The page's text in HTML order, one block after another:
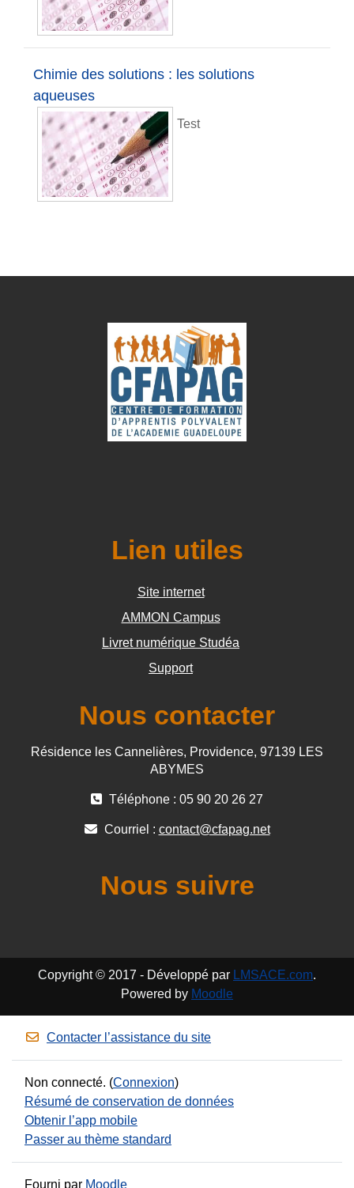
Chimie des solutions : les solutions
aqueuses
Test
Lien utiles
Site internet
AMMON Campus
Livret numérique Studéa
Support
Nous contacter
Résidence les Cannelières, Providence, 97139 LES
ABYMES
Téléphone : 05 90 20 26 27
Courriel : contact@cfapag.net
Nous suivre
Copyright © 2017 - Développé par LMSACE.com.
Powered by Moodle
Contacter l’assistance du site
Non connecté. (Connexion)
Résumé de conservation de données
Obtenir l’app mobile
Passer au thème standard
Fourni par Moodle